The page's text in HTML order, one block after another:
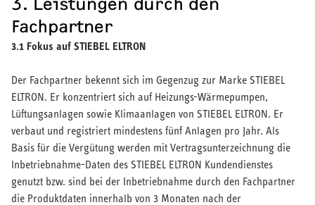
3. Leistungen durch den
Fachpartner
3.1 Fokus auf STIEBEL ELTRON
Der Fachpartner bekennt sich im Gegenzug zur Marke STIEBEL
ELTRON. Er konzentriert sich auf Heizungs-Wärmepumpen,
Lüftungsanlagen sowie Klimaanlagen von STIEBEL ELTRON. Er
verbaut und registriert mindestens fünf Anlagen pro Jahr. Als
Basis für die Vergütung werden mit Vertragsunterzeichnung die
Inbetriebnahme-Daten des STIEBEL ELTRON Kundendienstes
genutzt bzw. sind bei der Inbetriebnahme durch den Fachpartner
die Produktdaten innerhalb von 3 Monaten nach der